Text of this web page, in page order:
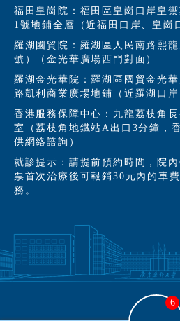
福田皇崗院：福田區皇崗口岸皇
1號地鋪全層（近福田口岸、皇崗
羅湖國貿院：羅湖區人民南路熙
號）（金光華廣場西門對面）
羅湖金光華院：羅湖區國貿金光
路凱利商業廣場地鋪（近羅湖口
香港服務保障中心：九龍荔枝角
室（荔枝角地鐵站A出口3分鐘，
供網絡諮詢）
就診提示：請提前預約時間，院
票首次治療後可報銷30元內的車
務。
6